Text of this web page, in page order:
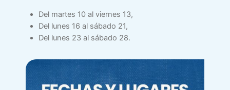
Del martes 10 al viernes 13,
Del lunes 16 al sábado 21,
Del lunes 23 al sábado 28.